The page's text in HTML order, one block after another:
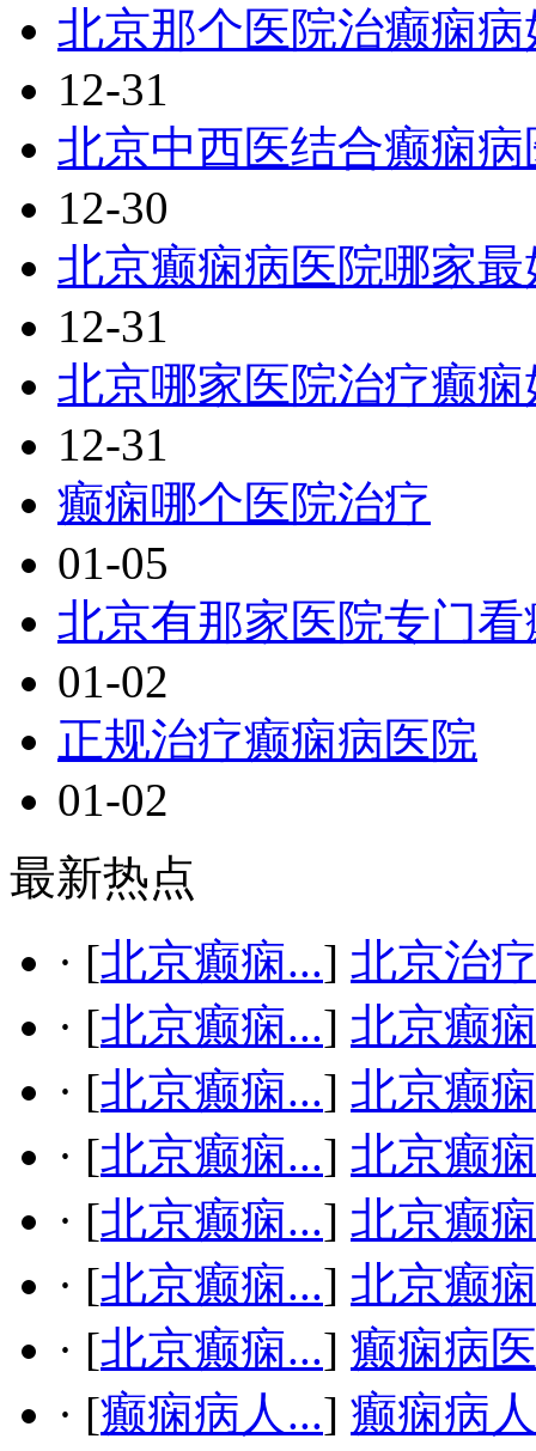
北京那个医院治癫痫病
12-31
北京中西医结合癫痫
12-30
北京癫痫病医院哪家最
12-31
北京哪家医院治疗癫痫
12-31
癫痫哪个医院治疗
01-05
北京有那家医院专门
01-02
正规治疗癫痫病医院
01-02
最新热点
· [北京癫痫...] 北京治
· [北京癫痫...] 北京癫
· [北京癫痫...] 北京癫
· [北京癫痫...] 北京癫
· [北京癫痫...] 北京癫
· [北京癫痫...] 北京癫
· [北京癫痫...] 癫痫病
· [癫痫病人...] 癫痫病